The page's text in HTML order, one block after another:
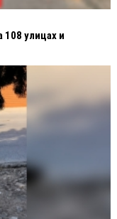
улицах и